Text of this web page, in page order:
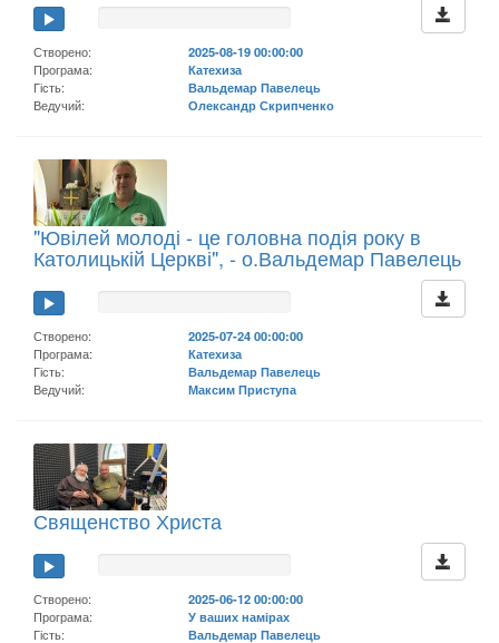
Створено:
2025-08-19 00:00:00
Програма:
Катехиза
Гість:
Вальдемар Павелець
Ведучий:
Олександр Скрипченко
"Ювілей молоді - це головна подія року в
Католицькій Церкві", - о.Вальдемар Павелець
Створено:
2025-07-24 00:00:00
Програма:
Катехиза
Гість:
Вальдемар Павелець
Ведучий:
Максим Приступа
Священство Христа
Створено:
2025-06-12 00:00:00
Програма:
У ваших намірах
Гість:
Вальдемар Павелець